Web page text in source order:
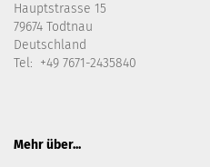
Hauptstrasse 15
79674 Todtnau
Deutschland
Tel: +49 7671-2435840
Mehr über...